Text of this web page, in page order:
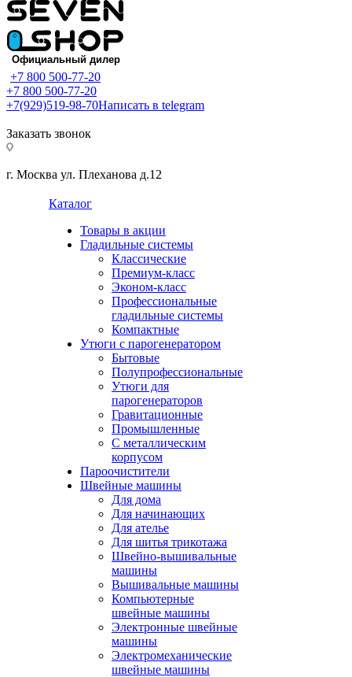
+7 800 500-77-20
+7 800 500-77-20
+7(929)519-98-70Написать в telegram
Заказать звонок
г. Москва ул. Плеханова д.12
Каталог
Товары в акции
Гладильные системы
Классические
Премиум-класс
Эконом-класс
Профессиональные
гладильные системы
Компактные
Утюги с парогенератором
Бытовые
Полупрофессиональные
Утюги для
парогенераторов
Гравитационные
Промышленные
С металлическим
корпусом
Пароочистители
Швейные машины
Для дома
Для начинающих
Для ателье
Для шитья трикотажа
Швейно-вышивальные
машины
Вышивальные машины
Компьютерные
швейные машины
Электронные швейные
машины
Электромеханические
швейные машины